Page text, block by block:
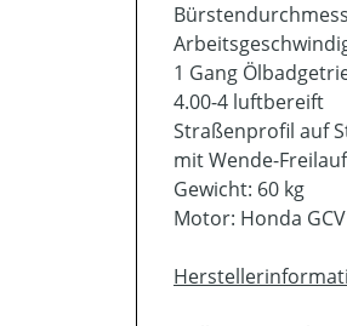
1 Gang
4.00-4 luftbereift
Straßenprofil auf
mit Wende-
Gewicht: 60 kg
Motor: Honda